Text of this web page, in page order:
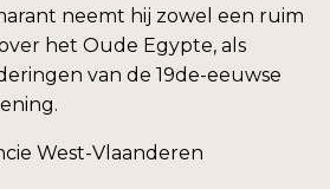
neemt hij zowel een ruim
het Oude Egypte, als
van de 19de-eeuwse
West-Vlaanderen